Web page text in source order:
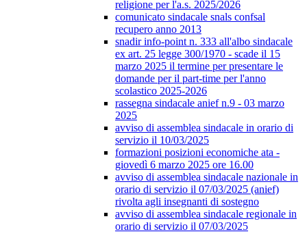
religione per l'a.s. 2025/2026
comunicato sindacale snals confsal
recupero anno 2013
snadir info-point n. 333 all'albo sindacale
ex art. 25 legge 300/1970 - scade il 15
marzo 2025 il termine per presentare le
domande per il part-time per l'anno
scolastico 2025-2026
rassegna sindacale anief n.9 - 03 marzo
2025
avviso di assemblea sindacale in orario di
servizio il 10/03/2025
formazioni posizioni economiche ata -
giovedì 6 marzo 2025 ore 16.00
avviso di assemblea sindacale nazionale in
orario di servizio il 07/03/2025 (anief)
rivolta agli insegnanti di sostegno
avviso di assemblea sindacale regionale in
orario di servizio il 07/03/2025